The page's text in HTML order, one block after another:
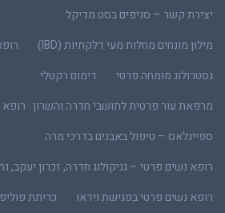
יצירת קשר – סניפים בסט מדיקל
מילון מונחים מחלות מעי דלקתיות (IBD)
גסטרולוג מומחה פרטי
דימום רקטלי
מרפאת עור פרטית לתושבי חדרה והשרון · רופא
ספייגלאס – טיפול באבנים בדרכי מרה
רופא נשים פרטי – גניקולוג חדרה, זכרון יעקב,
רופא נשים פרטי בפגישת וידאו
כריתת